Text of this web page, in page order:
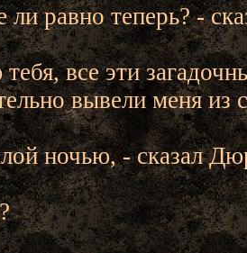
ли равно теперь? -
все эти
вывели меня из
ночью, - сказал